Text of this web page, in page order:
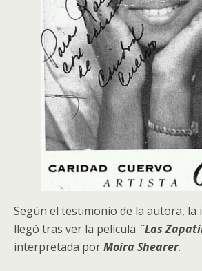
Según el testimonio de la autora, la
llegó tras ver la película ¨Las
interpretada porMoira Shearer.